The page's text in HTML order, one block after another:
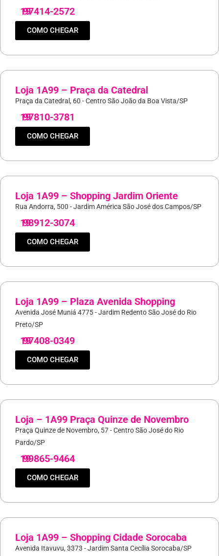
19
97414-2572
COMO CHEGAR
Loja 1A99 – Praça da Catedral
Praça da Catedral, 60 - Centro São João da Boa Vista/SP
19
97810-3781
COMO CHEGAR
Loja 1A99 – Shopping Jardim Oriente
Rua Andorra, 500 - Jardim América São José dos Campos/SP
19
98912-3074
COMO CHEGAR
Loja 1A99 – Plaza Avenida Shopping
Avenida José Muniá 4775 - Jardim Redento São José do Rio
Preto/SP
19
97408-0349
COMO CHEGAR
Loja – 1A99 Praça Quinze de Novembro
Praça Quinze de Novembro, 57 - Centro São José do Rio
Pardo/SP
19
99865-9464
COMO CHEGAR
Loja 1A99 – Shopping Cidade Sorocaba
Avenida Itavuvu, 3373 - Jardim Santa Cecília Sorocaba/SP